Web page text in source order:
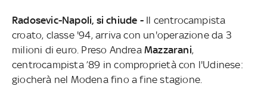
Radosevic-Napoli, si chiude -Il centrocampista
croato, classe '94, arriva con un'operazione da 3
milioni di euro. Preso Andrea Mazzarani,
centrocampista ’89 in comproprietà con l'Udinese:
giocherà nel Modena fino a fine stagione.